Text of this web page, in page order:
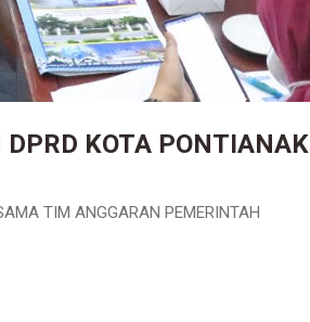
KOTA PONTIANAK
TIM ANGGARAN PEMERINTAH